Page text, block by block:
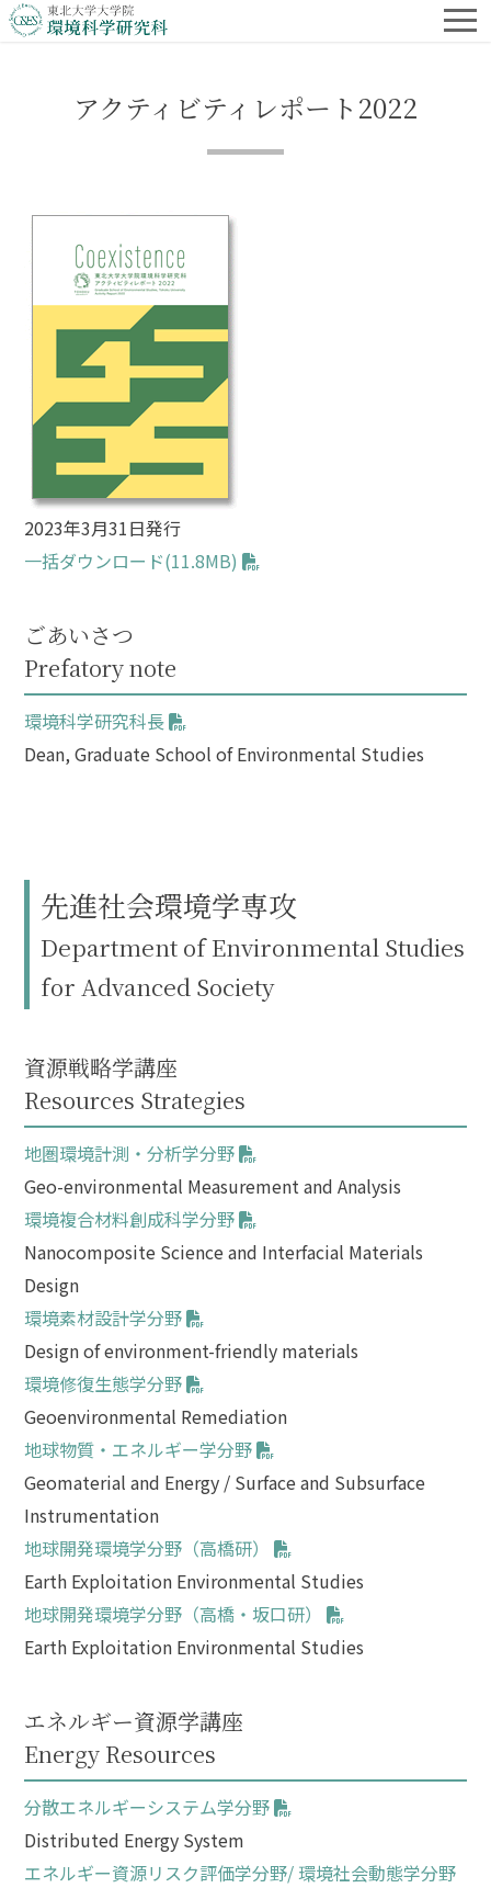
アクティビティレポート2022
2023年3月31日発行
一括ダウンロード(11.8MB)
ごあいさつ
Prefatory note
環境科学研究科長
Dean, Graduate School of Environmental Studies
先進社会環境学専攻
Department of Environmental Studies
for Advanced Society
資源戦略学講座
Resources Strategies
地圏環境計測・分析学分野
Geo-environmental Measurement and Analysis
環境複合材料創成科学分野
Nanocomposite Science and Interfacial Materials
Design
環境素材設計学分野
Design of environment-friendly materials
環境修復生態学分野
Geoenvironmental Remediation
地球物質・エネルギー学分野
Geomaterial and Energy / Surface and Subsurface
Instrumentation
地球開発環境学分野（高橋研）
Earth Exploitation Environmental Studies
地球開発環境学分野（高橋・坂口研）
Earth Exploitation Environmental Studies
エネルギー資源学講座
Energy Resources
分散エネルギーシステム学分野
Distributed Energy System
エネルギー資源リスク評価学分野/ 環境社会動態学分野